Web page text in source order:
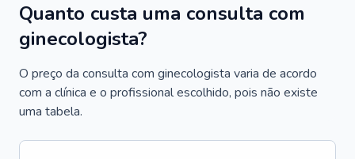
Quanto custa uma consulta com
ginecologista?
O preço da consulta com ginecologista varia de acordo
com a clínica e o profissional escolhido, pois não existe
uma tabela.